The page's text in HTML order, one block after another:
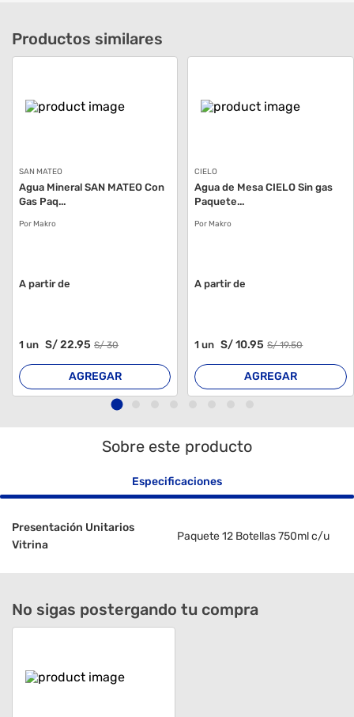
Productos similares
SAN MATEO
Agua Mineral SAN MATEO Con
Gas Paq...
Por Makro
A partir de
1 un S/22.95 S/30
AGREGAR
CIELO
Agua de Mesa CIELO Sin gas
Paquete...
Por Makro
A partir de
1un S/10.95 S/19.50
AGREGAR
Sobre este producto
Especificaciones
Presentación Unitarios
Vitrina
Paquete 12 Botellas 750ml c/u
No sigas postergando tu compra